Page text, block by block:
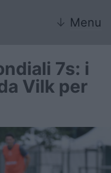
↓ Menu
7s: i
Vilk per